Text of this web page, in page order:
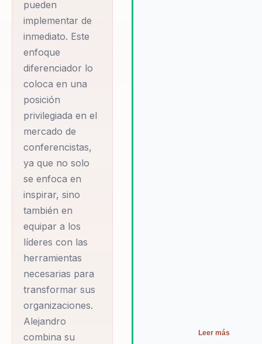
dinámica
organizacional y la
desarrollo de talento.
Su formación
académica es
igualmente
impresionante, con
una certificación
internacional como
Tutor en Liderazgo,
Coaching y
Facilitación de la
Universidad de
Cambridge,
estudios en Estrategia
de Ventas en la
Kellogg School of
Management.
pueden
implementar de
inmediato. Este
enfoque
diferenciador lo
coloca en una
posición
privilegiada en el
mercado de
conferencistas,
ya que no solo
se enfoca en
inspirar, sino
también en
equipar a los
líderes con las
herramientas
necesarias para
transformar sus
organizaciones.
Alejandro
combina su
Leer más